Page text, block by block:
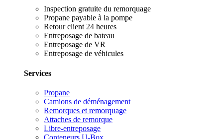
Inspection gratuite du remorquage
Propane payable à la pompe
Retour client 24 heures
Entreposage de bateau
Entreposage de VR
Entreposage de véhicules
Services
Propane
Camions de déménagement
Remorques et remorquage
Attaches de remorque
Libre-entreposage
Conteneurs U-Box